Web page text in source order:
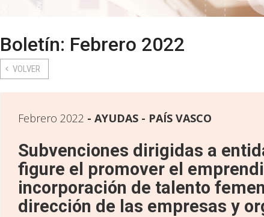
Boletín: Febrero 2022
VOLVER
Febrero 2022 AYUDAS - PAÍS VASCO
Subvenciones dirigidas a
figure el promover el
incorporación de talento
dirección de las empresas y